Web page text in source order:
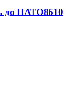
до НАТО8610